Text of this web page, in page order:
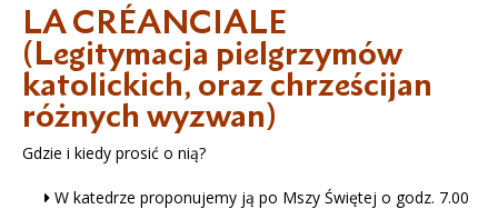
LA CRÉANCIALE
(Legitymacja pielgrzymów
katolickich, oraz chrześcijan
różnych wyzwan)
Gdzie i kiedy prosić o nią?
W katedrze proponujemy ją po Mszy Świętej o godz. 7.00